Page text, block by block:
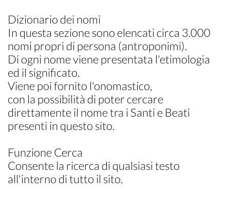
Dizionario dei nomi
In questa sezione sono elencati circa 3.000
nomi propri di persona (antroponimi).
Di ogni nome viene presentata l'etimologia
ed il significato.
Viene poi fornito l'onomastico,
con la possibilità di poter cercare
direttamente il nome tra i Santi e Beati
presenti in questo sito.
Funzione Cerca
Consente la ricerca di qualsiasi testo
all'interno di tutto il sito.